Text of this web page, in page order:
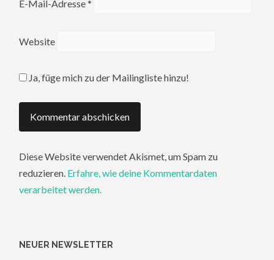
E-Mail-Adresse*
Website
Ja, füge mich zu der Mailingliste hinzu!
Diese Website verwendet Akismet, um Spam zu
reduzieren. Erfahre, wie deine Kommentardaten
verarbeitet werden.
NEUER NEWSLETTER